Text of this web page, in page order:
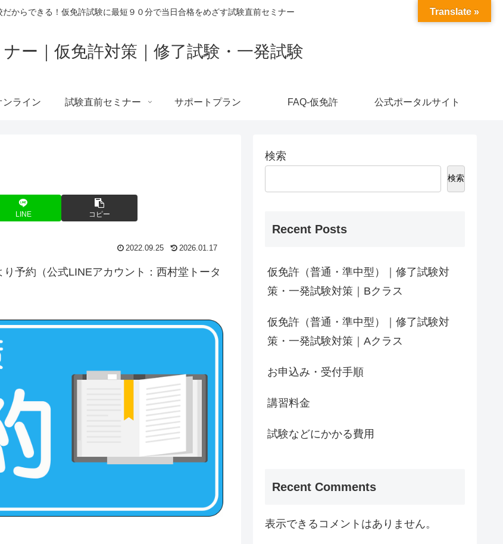
からできる！仮免許試験に最短９０分で当日合格をめざす試験直前セミナー
ー｜仮免許対策｜修了試験・一発試験
ンライン 試験直前セミナー サポートプラン FAQ-仮免許 公式ポータルサイト
LINE コピー
2022.09.25 2026.01.17
予約（公式LINEアカウント：西村堂トータ
検索
検索
Recent Posts
仮免許（普通・準中型）｜修了試験対
策・一発試験対策｜Bクラス
仮免許（普通・準中型）｜修了試験対
策・一発試験対策｜Aクラス
お申込み・受付手順
講習料金
試験などにかかる費用
Recent Comments
表示できるコメントはありません。
Translate »